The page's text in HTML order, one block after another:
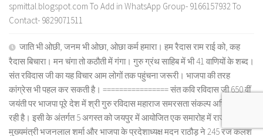
spmittal.blogspot.com To Add in WhatsApp Group- 9166157932 To
Contact- 9829071511
जाति भी ओछी, जनम भी ओछा, ओछा कर्म हमारा। हम रैदास राम राई को, कह
रैदास बिचारा। मन चंगा तो कठौती में गंगा। गुरु ग्रंथ साहिब में भी 41 वाणियों के शब्द।
संत रविदास जी का यह विचार आम लोगों तक पहुंचना जरूरी। भाजपा की तरह
कांग्रेस भी पहल कर सकती है। ================ संत कवि रविदास जी 650 वीं
जयंती पर भाजपा पूरे देश में श्री गुरु रविदास महाराज समरसता संकल्प अभियान चला
रही है। इसी के अंतर्गत 5 अगस्त को जयपुर में आयोजित एक समारोह में राजस्थान के
मुख्यमंत्री भजनलाल शर्मा और भाजपा के प्रदेशाध्यक्ष मदन राठौड़ ने 245 रज कलश